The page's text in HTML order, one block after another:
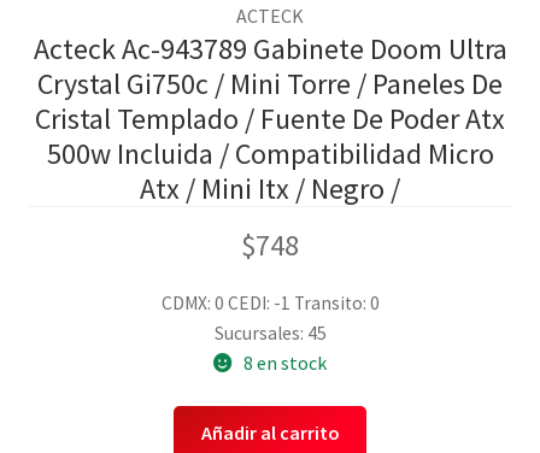
ACTECK
Acteck Ac-943789 Gabinete Doom Ultra
Crystal Gi750c / Mini Torre / Paneles De
Cristal Templado / Fuente De Poder Atx
500w Incluida / Compatibilidad Micro
Atx / Mini Itx / Negro /
$748
CDMX: 0 CEDI: -1 Transito: 0
Sucursales: 45
8 en stock
Añadir al carrito